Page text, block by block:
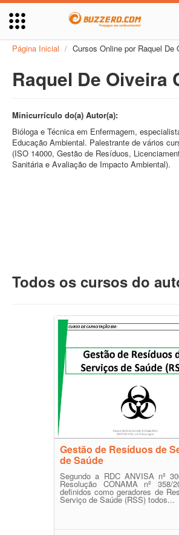
Página Inicial / Cursos Online por Raquel De
Raquel De Oiveira
Minicurrículo do(a) Autor(a):
Bióloga e Técnica em Enfermagem,
Educação Ambiental. Palestrante de vários
(ISO 14000, Gestão de Resíduos,
Sanitária e Avaliação de Impacto Ambiental).
Todos os cursos do
Gestão de Resíduos de
de Saúde
Segundo a RDC ANVISA nº
Resolução CONAMA nº 358/
definidos como geradores de
Serviço de Saúde (RSS) todos...